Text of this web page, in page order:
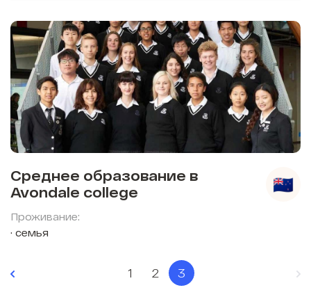
Среднее образование в
Avondale college
Проживание:
семья
1 2 3